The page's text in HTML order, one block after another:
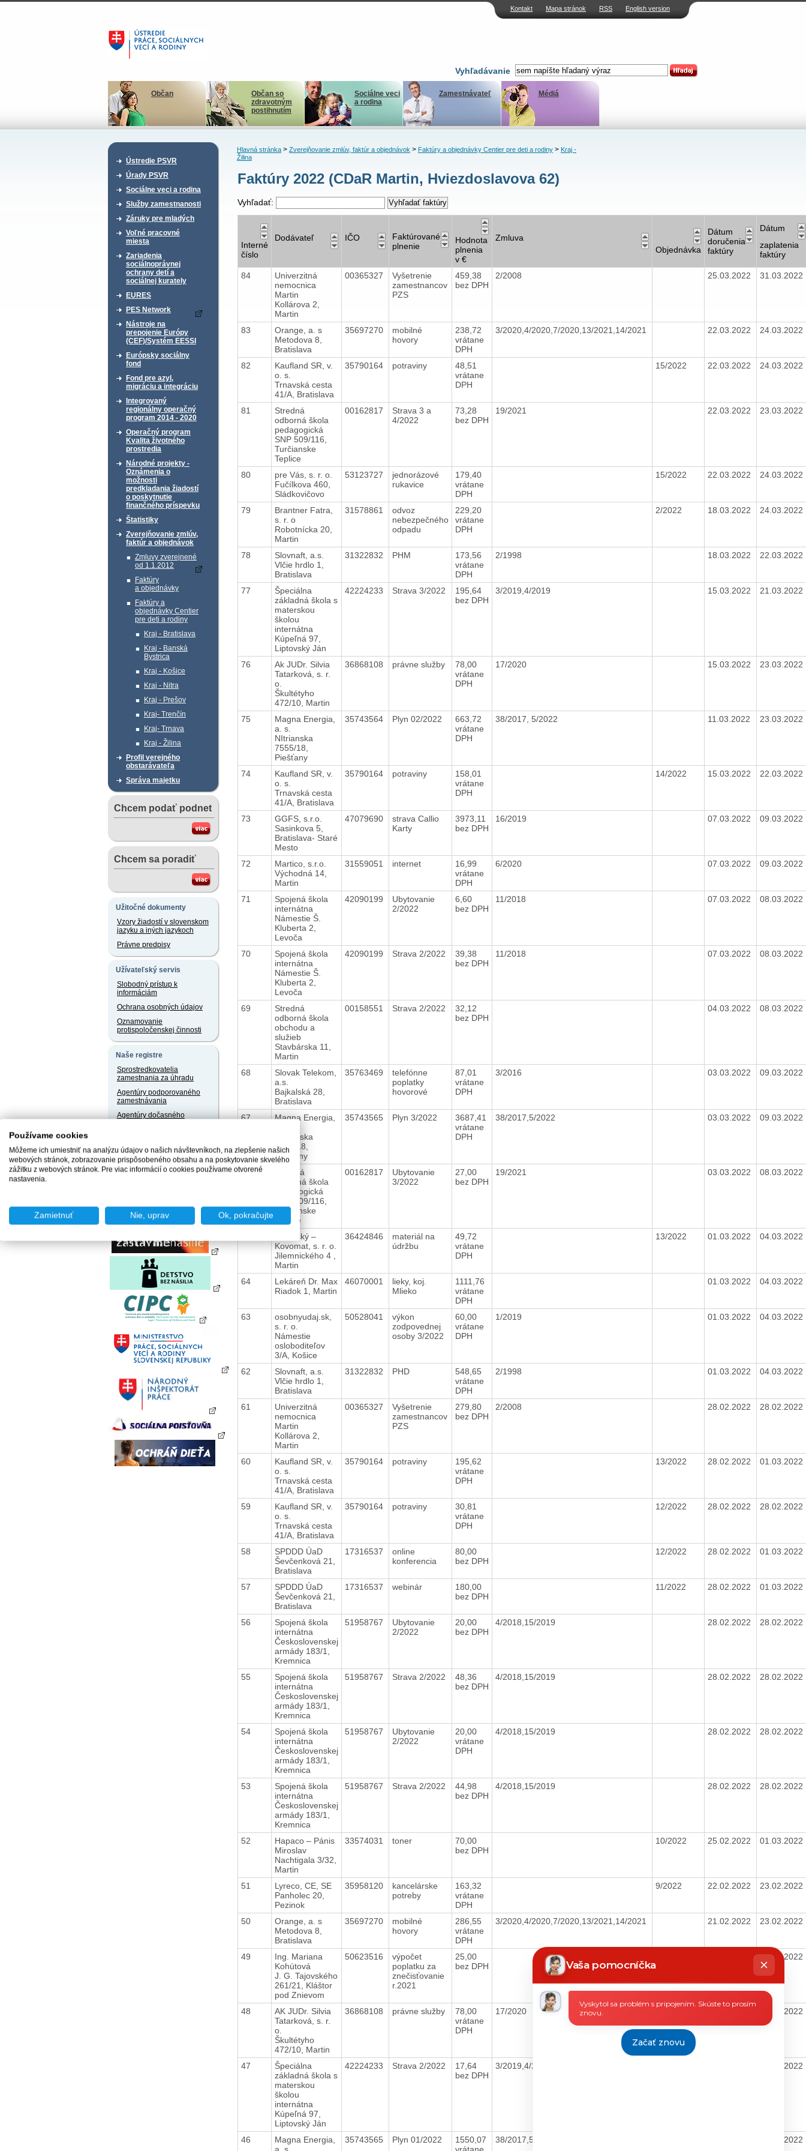
Kontakt Mapa stránok RSS English version
Vyhľadávanie
Občan
Občan so
zdravotným
postihnutím
Sociálne veci
a rodina
Zamestnávateľ Médiá
Ústredie PSVR
Úrady PSVR
Sociálne veci a rodina
Služby zamestnanosti
Záruky pre mladých
Voľné pracovné
miesta
Zariadenia
sociálnoprávnej
ochrany detí a
sociálnej kurately
EURES
PES Network
Nástroje na
prepojenie Európy
(CEF)/Systém EESSI
Európsky sociálny
fond
Fond pre azyl,
migráciu a integráciu
Integrovaný
regionálny operačný
program 2014 - 2020
Operačný program
Kvalita životného
prostredia
Národné projekty -
Oznámenia o
možnosti
predkladania žiadostí
o poskytnutie
finančného príspevku
Štatistiky
Zverejňovanie zmlúv,
faktúr a objednávok
Zmluvy zverejnené
od 1.1.2012
Faktúry
a objednávky
Faktúry a
objednávky Centier
pre deti a rodiny
Kraj - Bratislava
Kraj - Banská
Bystrica
Kraj - Košice
Kraj - Nitra
Kraj - Prešov
Kraj- Trenčín
Kraj- Trnava
Kraj - Žilina
Profil verejného
obstarávateľa
Správa majetku
Chcem podať podnet
Chcem sa poradiť
Užitočné dokumenty
Vzory žiadostí v slovenskom
jazyku a iných jazykoch
Právne predpisy
Užívateľský servis
Slobodný prístup k
informáciám
Ochrana osobných údajov
Oznamovanie
protispoločenskej činnosti
Naše registre
Sprostredkovatelia
zamestnania za úhradu
Agentúry podporovaného
zamestnávania
Agentúry dočasného
Chránené dielne a
chránené pracoviská
Hlavná stránka> Zverejňovanie zmlúv, faktúr a objednávok> Faktúry a objednávky Centier pre deti a rodiny> Kraj -
Žilina
Faktúry 2022 (CDaR Martin, Hviezdoslavova 62)
Vyhľadať:
Interné
číslo
Dodávateľ IČO
Faktúrované
plnenie
Hodnota
plnenia
v €
Zmluva
Objednávka
Dátum
doručenia
faktúry
Dátum
zaplatenia
faktúry
84
Univerzitná
nemocnica
Martin
Kollárova 2,
Martin
00365327
Vyšetrenie
zamestnancov
PZS
459,38
bez DPH
2/2008 25.03.2022 31.03.2022
83
Orange, a. s
Metodova 8,
Bratislava
35697270
mobilné
hovory
238,72
vrátane
DPH
3/2020,4/2020,7/2020,13/2021,14/2021 22.03.2022 24.03.2022
82
Kaufland SR, v.
o. s.
Trnavská cesta
41/A, Bratislava
35790164 potraviny
48,51
vrátane
DPH
15/2022 22.03.2022 24.03.2022
81
Stredná
odborná škola
pedagogická
SNP 509/116,
Turčianske
Teplice
00162817
Strava 3 a
4/2022
73,28
bez DPH
19/2021 22.03.2022 23.03.2022
80
pre Vás, s. r. o.
Fučílkova 460,
Sládkovičovo
53123727
jednorázové
rukavice
179,40
vrátane
DPH
15/2022 22.03.2022 24.03.2022
79
Brantner Fatra,
s. r. o
Robotnícka 20,
Martin
31578861
odvoz
nebezpečného
odpadu
229,20
vrátane
DPH
2/2022 18.03.2022 24.03.2022
78
Slovnaft, a.s.
Vlčie hrdlo 1,
Bratislava
31322832 PHM
173,56
vrátane
DPH
2/1998 18.03.2022 22.03.2022
77
Špeciálna
základná škola s
materskou
školou
internátna
Kúpeľná 97,
Liptovský Ján
42224233 Strava 3/2022
195,64
bez DPH
3/2019,4/2019 15.03.2022 21.03.2022
76
Ak JUDr. Silvia
Tatarková, s. r.
o.
Škultétyho
472/10, Martin
36868108 právne služby
78,00
vrátane
DPH
17/2020 15.03.2022 23.03.2022
75
Magna Energia,
a. s.
NItrianska
7555/18,
Piešťany
35743564 Plyn 02/2022
663,72
vrátane
DPH
38/2017, 5/2022 11.03.2022 23.03.2022
74
Kaufland SR, v.
o. s.
Trnavská cesta
41/A, Bratislava
35790164 potraviny
158,01
vrátane
DPH
14/2022 15.03.2022 22.03.2022
73
GGFS, s.r.o.
Sasinkova 5,
Bratislava- Staré
Mesto
47079690
strava Callio
Karty
3973,11
bez DPH
16/2019 07.03.2022 09.03.2022
72
Martico, s.r.o.
Východná 14,
Martin
31559051 internet
16,99
vrátane
DPH
6/2020 07.03.2022 09.03.2022
71
Spojená škola
internátna
Námestie Š.
Kluberta 2,
Levoča
42090199
Ubytovanie
2/2022
6,60
bez DPH
11/2018 07.03.2022 08.03.2022
70
Spojená škola
internátna
Námestie Š.
Kluberta 2,
Levoča
42090199 Strava 2/2022
39,38
bez DPH
11/2018 07.03.2022 08.03.2022
69
Stredná
odborná škola
obchodu a
služieb
Stavbárska 11,
Martin
00158551 Strava 2/2022
32,12
bez DPH
04.03.2022 08.03.2022
68
Slovak Telekom,
a.s.
Bajkalská 28,
Bratislava
35763469
telefónne
poplatky
hovorové
87,01
vrátane
DPH
3/2016 03.03.2022 09.03.2022
67
Magna Energia,
NItrianska
7555/18,
Piešťany
35743565 Plyn 3/2022
3687,41
vrátane
DPH
38/2017,5/2022 03.03.2022 09.03.2022
66
Stredná
odborná škola
pedagogická
SNP 509/116,
Turčianske
Teplice
00162817
Ubytovanie
3/2022
27,00
bez DPH
19/2021 03.03.2022 08.03.2022
Šutovský –
Kovomat, s. r. o.
Jilemnického 4 ,
Martin
36424846
materiál na
údržbu
49,72
vrátane
DPH
13/2022 01.03.2022 04.03.2022
64
Lekáreň Dr. Max
Riadok 1, Martin
46070001
lieky, koj.
Mlieko
1111,76
vrátane
DPH
01.03.2022 04.03.2022
63
osobnyudaj.sk,
s. r. o.
Námestie
osloboditeľov
3/A, Košice
50528041
výkon
zodpovednej
osoby 3/2022
60,00
vrátane
DPH
1/2019 01.03.2022 04.03.2022
62
Slovnaft, a.s.
Vlčie hrdlo 1,
Bratislava
31322832 PHD
548,65
vrátane
DPH
2/1998 01.03.2022 04.03.2022
61
Univerzitná
nemocnica
Martin
Kollárova 2,
Martin
00365327
Vyšetrenie
zamestnancov
PZS
279,80
bez DPH
2/2008 28.02.2022 28.02.2022
60
Kaufland SR, v.
o. s.
Trnavská cesta
41/A, Bratislava
35790164 potraviny
195,62
vrátane
DPH
13/2022 28.02.2022 01.03.2022
59
Kaufland SR, v.
o. s.
Trnavská cesta
41/A, Bratislava
35790164 potraviny
30,81
vrátane
DPH
12/2022 28.02.2022 28.02.2022
58
SPDDD ÚaD
Ševčenková 21,
Bratislava
17316537
online
konferencia
80,00
bez DPH
12/2022 28.02.2022 01.03.2022
57
SPDDD ÚaD
Ševčenková 21,
Bratislava
17316537 webinár
180,00
bez DPH
11/2022 28.02.2022 01.03.2022
56
Spojená škola
internátna
Československej
armády 183/1,
Kremnica
51958767
Ubytovanie
2/2022
20,00
bez DPH
4/2018,15/2019 28.02.2022 28.02.2022
55
Spojená škola
internátna
Československej
armády 183/1,
Kremnica
51958767 Strava 2/2022
48,36
bez DPH
4/2018,15/2019 28.02.2022 28.02.2022
54
Spojená škola
internátna
Československej
armády 183/1,
Kremnica
51958767
Ubytovanie
2/2022
20,00
vrátane
DPH
4/2018,15/2019 28.02.2022 28.02.2022
53
Spojená škola
internátna
Československej
armády 183/1,
Kremnica
51958767 Strava 2/2022
44,98
bez DPH
4/2018,15/2019 28.02.2022 28.02.2022
52
Hapaco – Pánis
Miroslav
Nachtigala 3/32,
Martin
33574031 toner
70,00
bez DPH
10/2022 25.02.2022 01.03.2022
51
Lyreco, CE, SE
Panholec 20,
Pezinok
35958120
kancelárske
potreby
163,32
vrátane
DPH
9/2022 22.02.2022 23.02.2022
50
Orange, a. s
Metodova 8,
Bratislava
35697270
mobilné
hovory
286,55
vrátane
DPH
3/2020,4/2020,7/2020,13/2021,14/2021 21.02.2022 23.02.2022
49
Ing. Mariana
Kohútová
J. G. Tajovského
261/21, Kláštor
pod Znievom
50623516
výpočet
poplatku za
znečisťovanie
r.2021
25,00
bez DPH
23.02.2022
48
AK JUDr. Silvia
Tatarková, s. r.
o.
Škultétyho
472/10, Martin
36868108 právne služby
78,00
vrátane
DPH
17/2020 23.02.2022
47
Špeciálna
základná škola s
materskou
školou
internátna
Kúpeľná 97,
Liptovský Ján
42224233 Strava 2/2022
17,64
bez DPH
3/2019,4/2019 16.02.2022
46
Magna Energia,
35743565 Plyn 01/2022
1550,07
38/2017,5/2022 16.02.2022
Vaša pomocníčka
Chatbot
píše
Vyskytol sa problém s pripojením. Skúste to prosím
znovu.
Začať znovu
Používame cookies
Môžeme ich umiestniť na analýzu údajov o našich návštevníkoch, na zlepšenie našich
webových stránok, zobrazovanie prispôsobeného obsahu a na poskytovanie skvelého
zážitku z webových stránok. Pre viac informácií o cookies používame otvorené
nastavenia.
Zamietnuť Nie, uprav Ok, pokračujte